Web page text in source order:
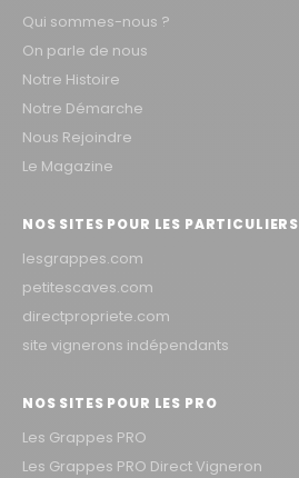
Qui sommes-nous ?
On parle de nous
Notre Histoire
Notre Démarche
Nous Rejoindre
Le Magazine
NOS SITES POUR LES PARTICULIERS
lesgrappes.com
petitescaves.com
directpropriete.com
site vignerons indépendants
NOS SITES POUR LES PRO
Les Grappes PRO
Les Grappes PRO Direct Vigneron